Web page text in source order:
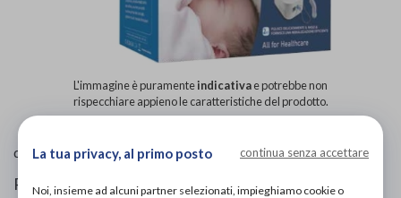
L'immagine è puramenteindicativae potrebbe non
rispecchiare appieno le caratteristiche del prodotto.
di OMRON
PRODOTTI PER NEONATI E BAMBINI
La tua privacy, al primo posto continua senza accettare
Noi, insieme ad alcuni partner selezionati, impieghiamo cookie o